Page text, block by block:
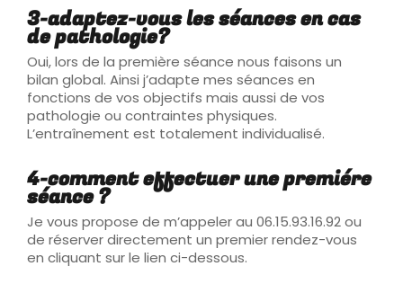
3-adaptez-vous les séances en cas
de pathologie?
Oui, lors de la première séance nous faisons un
bilan global. Ainsi j’adapte mes séances en
fonctions de vos objectifs mais aussi de vos
pathologie ou contraintes physiques.
L’entraînement est totalement individualisé.
4-comment effectuer une premiére
séance ?
Je vous propose de m’appeler au 06.15.93.16.92 ou
de réserver directement un premier rendez-vous
en cliquant sur le lien ci-dessous.